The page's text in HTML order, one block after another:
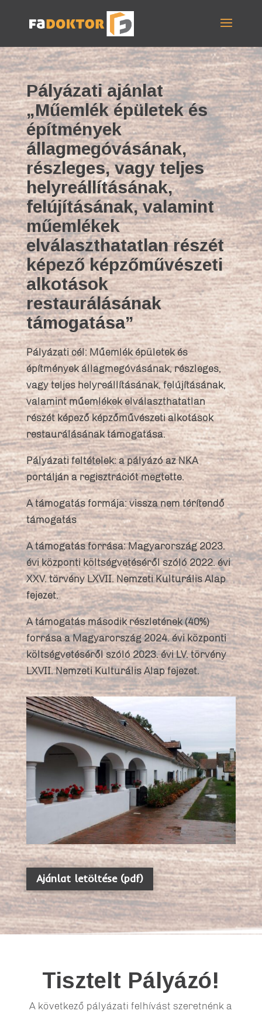
Pályázati ajánlat
„Műemlék épületek és
építmények
állagmegóvásának,
részleges, vagy teljes
helyreállításának,
felújításának, valamint
műemlékek
elválaszthatatlan részét
képező képzőművészeti
alkotások
restaurálásának
támogatása”
Pályázati cél: Műemlék épületek és
építmények állagmegóvásának, részleges,
vagy teljes helyreállításának, felújításának,
valamint műemlékek elválaszthatatlan
részét képező képzőművészeti alkotások
restaurálásának támogatása.
Pályázati feltételek: a pályázó az NKA
portálján a regisztrációt megtette.
A támogatás formája: vissza nem térítendő
támogatás
A támogatás forrása: Magyarország 2023.
évi központi költségvetéséről szóló 2022. évi
XXV. törvény LXVII. Nemzeti Kulturális Alap
fejezet.
A támogatás második részletének (40%)
forrása a Magyarország 2024. évi központi
költségvetéséről szóló 2023. évi LV. törvény
LXVII. Nemzeti Kulturális Alap fejezet.
Ajánlat letöltése (pdf)
Tisztelt Pályázó!
A következő pályázati felhívást szeretnénk a